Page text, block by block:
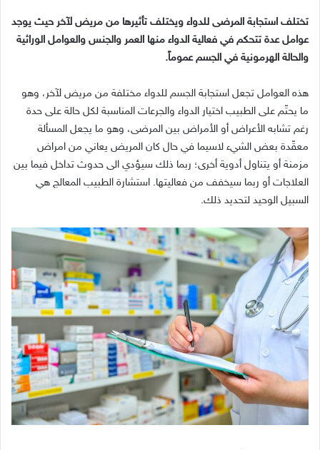
تختلف استجابة المرضى للدواء ويختلف تأثيرها من مريض لآخر حيث يوجد
عوامل عدة تتحكم في فعالية الدواء منها العمر والجنس والعوامل الوراثية
والحالة الهرمونية في الجسم عموماً.
هذه العوامل تجعل استجابة الجسم للدواء مختلفة من مريض لآخر، وهو
ما يحتّم على الطبيب اختيار الدواء والجرعات المناسبة لكل حالة على حدة
رغم تشابه الأعراض أو الأمراض بين المرضى، وهو ما يجعل المسألة
معقّدة بعض الشيء لاسيما في حال كان المريض يعاني من امراض
مزمنة أو يتناول أدوية أخرى؛ ربما ذلك سيؤدي الى حدوث تداخل فيما بين
العلاجات أو ربما سيخفف من فعاليتها. استشارة الطبيب المعالج هي
السبيل الوحيد لتحديد ذلك.